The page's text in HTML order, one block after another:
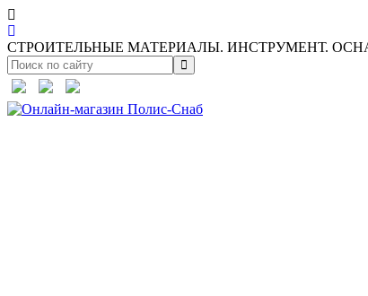
СТРОИТЕЛЬНЫЕ МАТЕРИАЛЫ. ИНСТРУМЕНТ.